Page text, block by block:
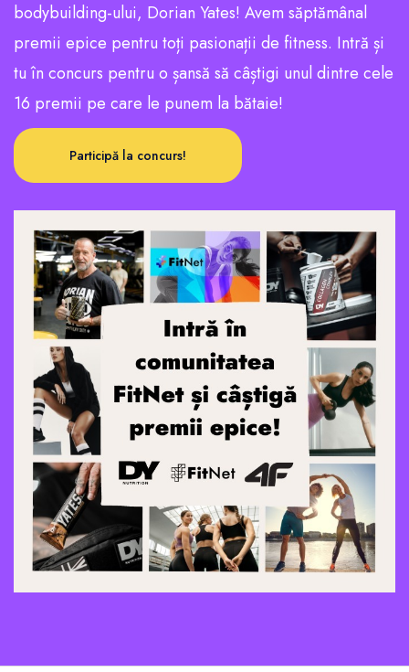
bodybuilding-ului, Dorian Yates! Avem săptămânal
premii epice pentru toți pasionații de fitness. Intră și
tu în concurs pentru o șansă să câștigi unul dintre cele
16 premii pe care le punem la bătaie!
Participă la concurs!